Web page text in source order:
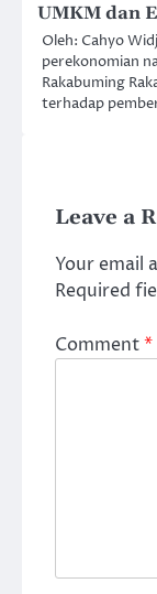
UMKM dan
Oleh: Cahyo
perekonomian
Rakabuming
terhadap
Leave a
Your email
Required
Comment*